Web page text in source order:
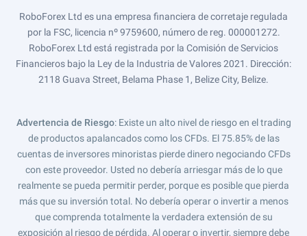
RoboForex Ltd es una empresa financiera de corretaje regulada
por la FSC, licencia nº 9759600, número de reg. 000001272.
RoboForex Ltd está registrada por la Comisión de Servicios
Financieros bajo la Ley de la Industria de Valores 2021. Dirección:
2118 Guava Street, Belama Phase 1, Belize City, Belize.
Advertencia de Riesgo: Existe un alto nivel de riesgo en el trading
de productos apalancados como los CFDs. El 75.85% de las
cuentas de inversores minoristas pierde dinero negociando CFDs
con este proveedor. Usted no debería arriesgar más de lo que
realmente se pueda permitir perder, porque es posible que pierda
más que su inversión total. No debería operar o invertir a menos
que comprenda totalmente la verdadera extensión de su
exposición al riesgo de pérdida. Al operar o invertir, siempre debe